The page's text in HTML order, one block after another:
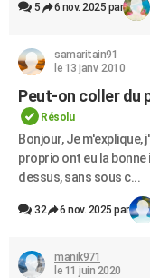
5 6 nov. 2025 par
samaritain91
le 13 janv. 2010
Peut-on coller du
Résolu
Bonjour, Je m'explique,
proprio ont eu la
dessus, sans sous c...
32 6 nov. 2025 par
manik971
le 11 juin 2020